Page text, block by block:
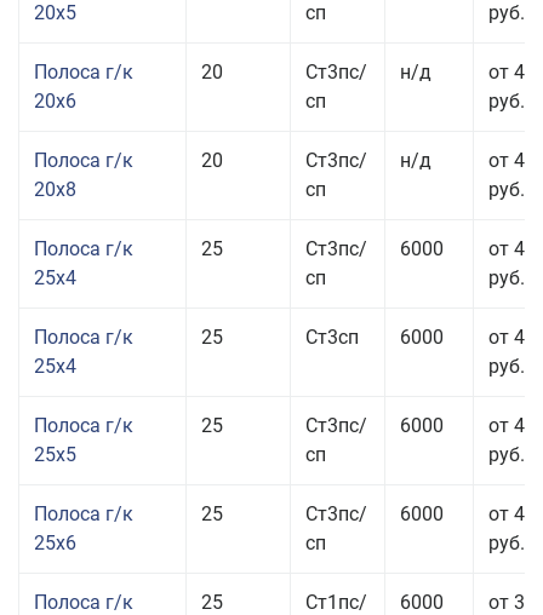
20x5
сп
руб.
Полоса г/к
20x6
20
Ст3пс/
сп
н/д
от 45
руб.
Полоса г/к
20x8
20
Ст3пс/
сп
н/д
от 45
руб.
Полоса г/к
25x4
25
Ст3пс/
сп
6000
от 43
руб.
Полоса г/к
25x4
25 Ст3сп 6000
от 43
руб.
Полоса г/к
25x5
25
Ст3пс/
сп
6000
от 42
руб.
Полоса г/к
25x6
25
Ст3пс/
сп
6000
от 44
руб.
Полоса г/к
25
Ст1пс/
6000
от 35